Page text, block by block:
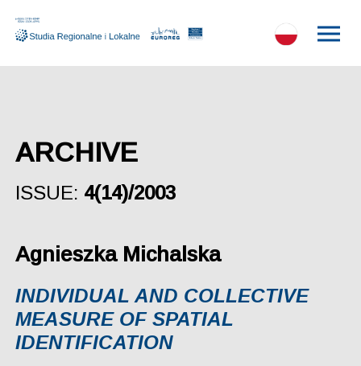
ARCHIVE
ISSUE: 4(14)/2003
Agnieszka Michalska
INDIVIDUAL AND COLLECTIVE
MEASURE OF SPATIAL
IDENTIFICATION